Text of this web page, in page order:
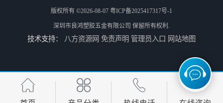
坪山喷油 惠州喷光油喷涂加工 加工定制 惠州机箱喷涂加工 坪山喷油 加工定制
版权所有 ©2026-08-07 粤ICP备2025417317号-1
深圳市良鸿塑胶五金有限公司 保留所有权利.
技术支持： 八方资源网 免责声明 管理员入口 网站地图